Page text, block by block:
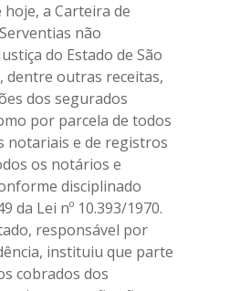
a Carteira de
não
do Estado de São
dentre outras receitas,
dos segurados
por parcela de todos
notariais e de registros
os notários e
disciplinado
da Lei nº 10.393/1970.
responsável por
instituiu que parte
cobrados dos